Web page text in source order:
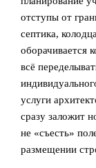
отступы от
септика,
оборачивается
всё
услуги
сразу заложит
не «съесть»
размещении